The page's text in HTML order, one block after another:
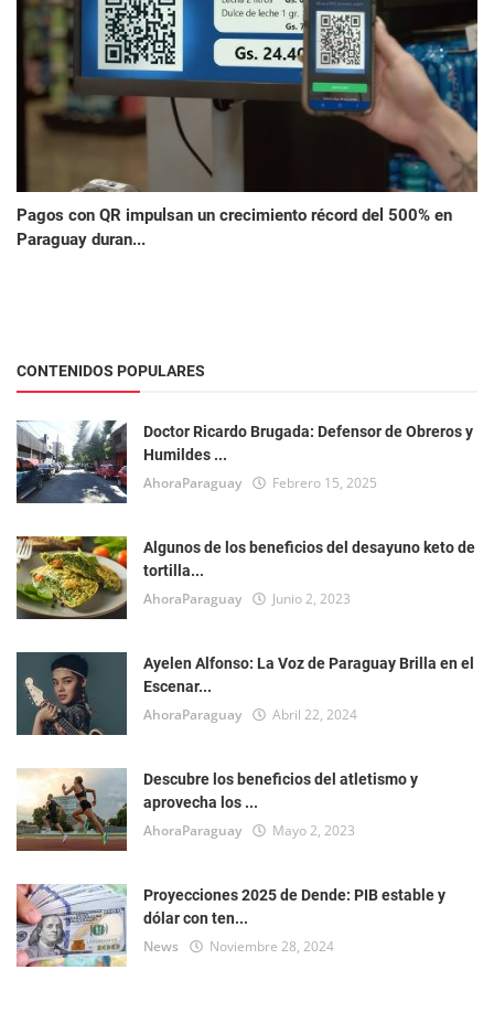
Pagos con QR impulsan un crecimiento récord del 500% en
Paraguay duran...
CONTENIDOS POPULARES
Doctor Ricardo Brugada: Defensor de Obreros y
Humildes ...
AhoraParaguay Febrero 15, 2025
Algunos de los beneficios del desayuno keto de
tortilla...
AhoraParaguay Junio 2, 2023
Ayelen Alfonso: La Voz de Paraguay Brilla en el
Escenar...
AhoraParaguay Abril 22, 2024
Descubre los beneficios del atletismo y
aprovecha los ...
AhoraParaguay Mayo 2, 2023
Proyecciones 2025 de Dende: PIB estable y
dólar con ten...
News Noviembre 28, 2024